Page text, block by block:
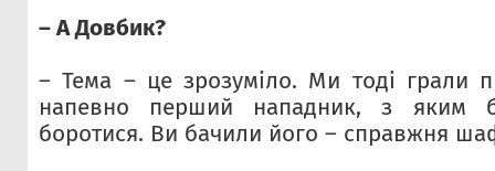
– А Довбик?
– Тема – це зрозуміло. Ми тоді грали
напевно перший нападник, з яким
боротися. Ви бачили його – справжня